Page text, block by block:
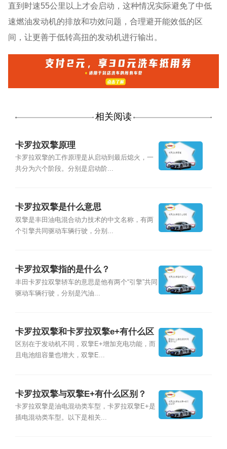
直到时速55公里以上才会启动，这种情况实际避免了中低
速燃油发动机的排放和功效问题，合理避开能效低的区
间，让更善于低转高扭的发动机进行输出。
相关阅读
卡罗拉双擎原理
卡罗拉双擎的工作原理是从启动到最后熄火，一
共分为六个阶段。分别是启动阶...
卡罗拉双擎是什么意思
双擎是丰田油电混合动力技术的中文名称，有两
个引擎共同驱动车辆行驶，分别...
卡罗拉双擎指的是什么？
丰田卡罗拉双擎轿车的意思是他有两个“引擎”共同
驱动车辆行驶，分别是汽油...
卡罗拉双擎和卡罗拉双擎e+有什么区
别？
区别在于发动机不同，双擎E+增加充电功能，而
且电池组容量也增大，双擎E...
卡罗拉双擎与双擎E+有什么区别？
卡罗拉双擎是油电混动类车型，卡罗拉双擎E+是
插电混动类车型。以下是相关...